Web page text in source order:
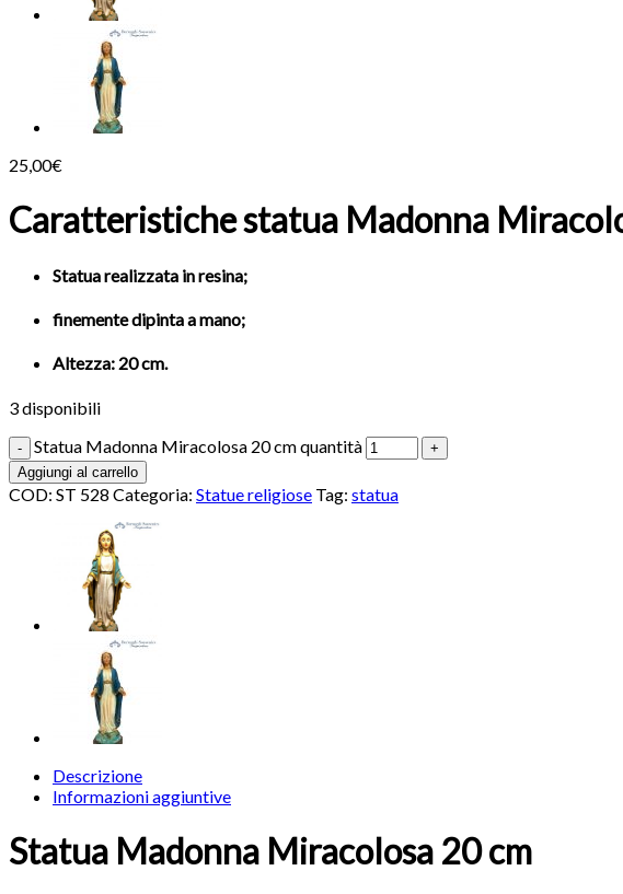
25,00€
Caratteristiche statua Madonna
Statua realizzata in resina;
finemente dipinta a mano;
Altezza: 20 cm.
3 disponibili
Statua Madonna Miracolosa 20 cm quantità
Aggiungi al carrello
COD: ST 528 Categoria: Statue religiose Tag: statua
Descrizione
Informazioni aggiuntive
Statua Madonna Miracolosa 20 cm